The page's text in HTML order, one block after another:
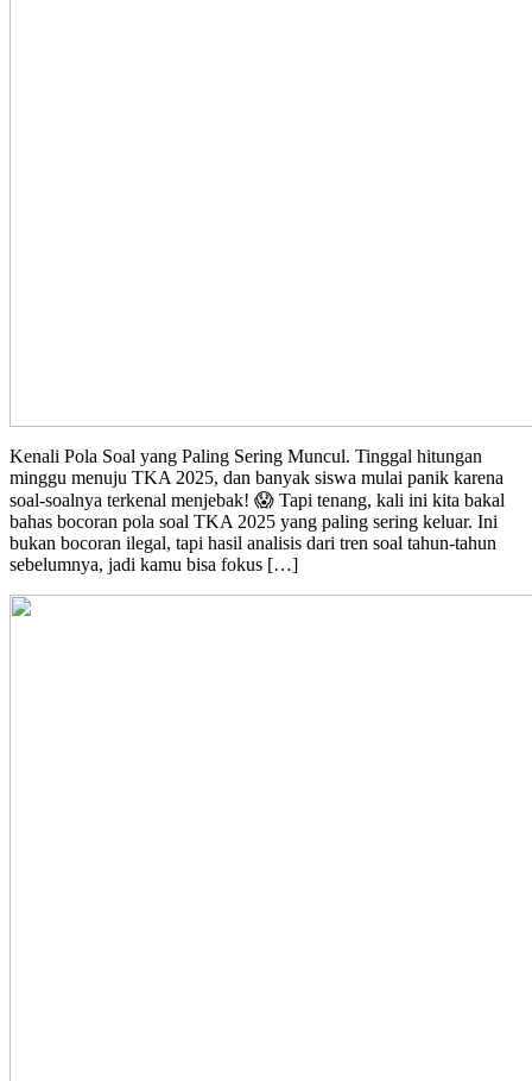
Kenali Pola Soal yang Paling Sering Muncul. Tinggal hitungan
minggu menuju TKA 2025, dan banyak siswa mulai panik karena
soal-soalnya terkenal menjebak! 😱 Tapi tenang, kali ini kita bakal
bahas bocoran pola soal TKA 2025 yang paling sering keluar. Ini
bukan bocoran ilegal, tapi hasil analisis dari tren soal tahun-tahun
sebelumnya, jadi kamu bisa fokus […]